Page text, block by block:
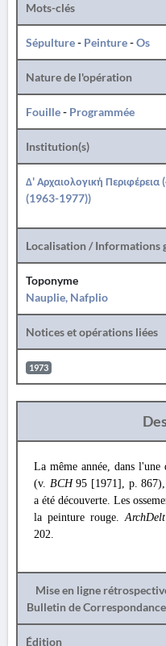
Mots-clés
Sépulture- Peinture-Os
Nature de l'opération
Fouille- Programmée
Institution(s)
Δ' Αρχαιολογική
(1963-1977))
Localisation / Informations
Toponyme
Nauplie, Nafplio
Notices et opérations liées
1973
La même année, dans l'une
(v. BCH95 [1971], p.
a été découverte. Les
la peinture rouge.ArchDelt
202.
Mise en ligne
Bulletin de
Édition